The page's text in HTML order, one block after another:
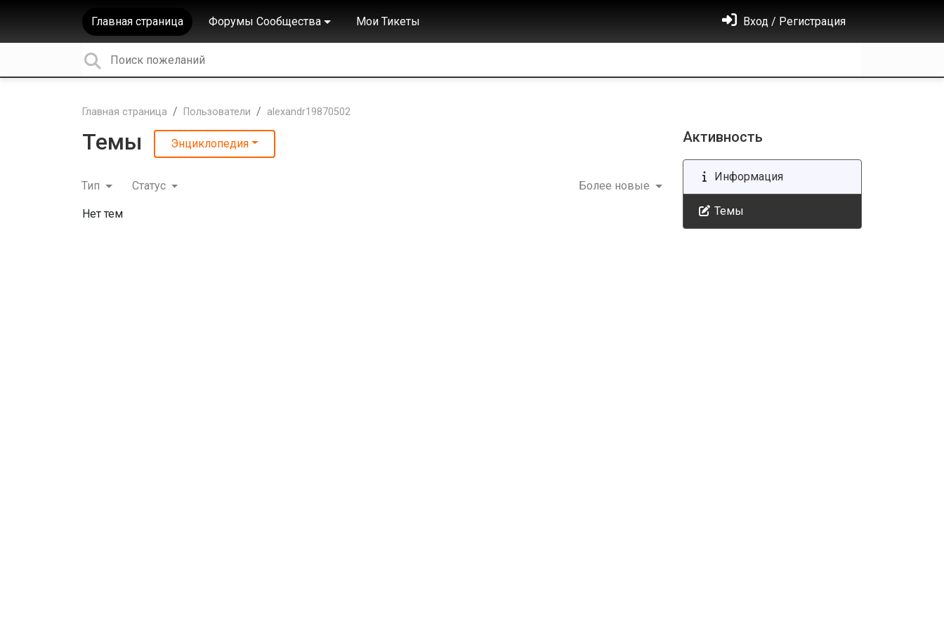
Главная страница Форумы Сообщества Мои Тикеты Вход / Регистрация
Главная страница Пользователи alexandr19870502
Темы Энциклопедия
Тип Статус Более новые
Нет тем
Активность
Информация
Темы